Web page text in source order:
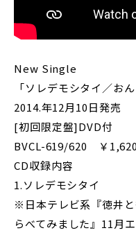
New Single
「ソレデモシタイ／お
2014.年12月10日発売
[初回限定盤]DVD付
BVCL-619/620 ￥1,620
CD収録内容
1.ソレデモシタイ
※日本テレビ系『徳井
らべてみました』11月